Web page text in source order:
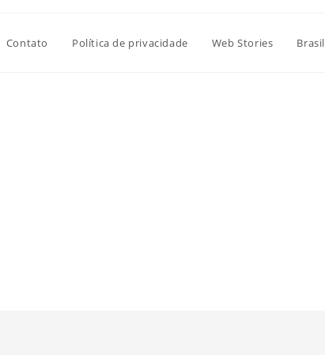
Contato Política de privacidade Web Stories Brasil